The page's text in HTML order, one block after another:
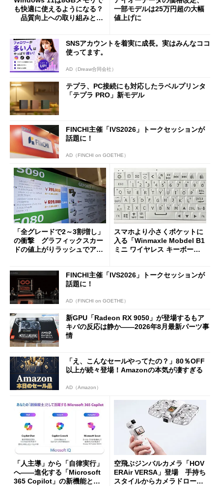
も快適に使えるようになる？
品質向上への取り組みと
一部モデルは25万円超の大幅
値上げに
SNSアカウントを着実に成長。実はみんなココ
使ってます。
AD（Dreaw合同会社）
テプラ、PC接続にも対応したラベルプリンタ
「テプラ PRO」新モデル
FINCHI主催「IVS2026」トークセッションが
話題に！
AD（FINCHI on GOETHE）
「全グレードで2～3割増し」
の衝撃 グラフィックスカー
ドの値上がりラッシュでアキ
スマホより小さくポケットに
入る「Winmaxle Mobdel B1
ミニ ワイヤレス キーボー
FINCHI主催「IVS2026」トークセッションが
話題に！
AD（FINCHI on GOETHE）
新GPU「Radeon RX 9050」が登場するもア
キバの反応は静か――2026年8月最新パーツ事
情
「え、こんなセールやってたの？」80％OFF
以上が続々登場！Amazonの本気が凄すぎる
AD（Amazon）
「人主導」から「自律実行」
へ――進化する「Microsoft
365 Copilot」の新機能とエ
空飛ぶジンバルカメラ「HOV
ERAir VERSA」登場 手持ち
スタイルからカメラドローン